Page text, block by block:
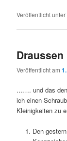
Veröffentlicht unter
Veröffentlicht am
……. und das den
ich einen
Kleinigkeiten zu
Den